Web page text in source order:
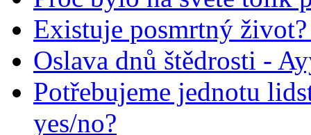
Existuje posmrtný
Oslava dnů štědrosti -
Potřebujeme jednotu
yes/no?